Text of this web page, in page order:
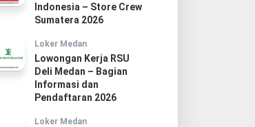
Indonesia – Store Crew
Sumatera 2026
Loker Medan
Lowongan Kerja RSU
Deli Medan – Bagian
Informasi dan
Pendaftaran 2026
Loker Medan